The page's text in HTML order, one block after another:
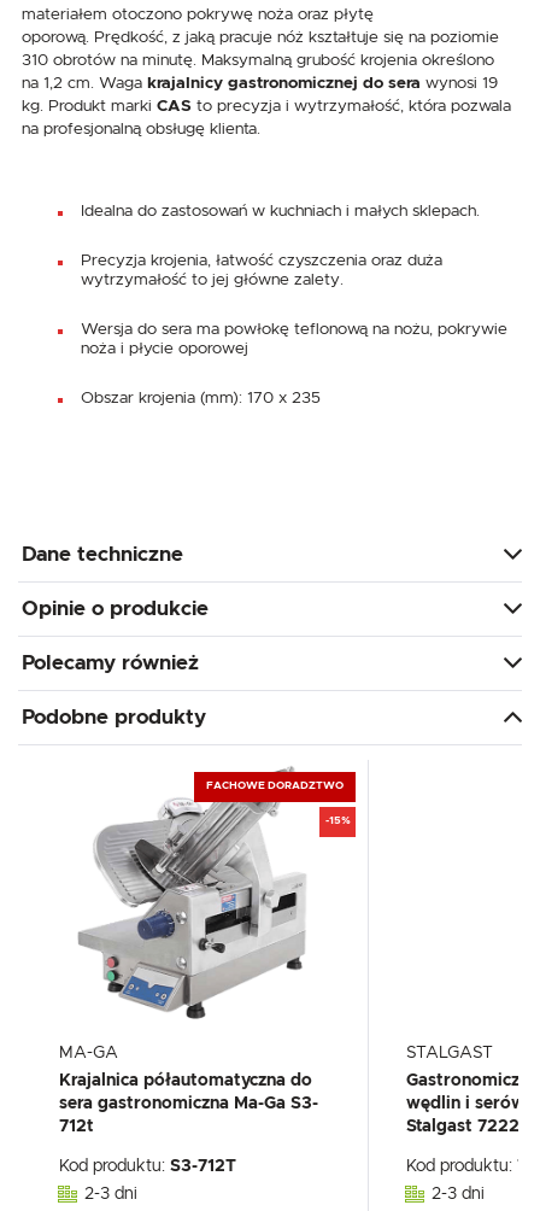
materiałem otoczono pokrywę noża oraz płytę
oporową. Prędkość, z jaką pracuje nóż kształtuje się na poziomie
310 obrotów na minutę. Maksymalną grubość krojenia określono
na 1,2 cm. Waga krajalnicy gastronomicznej do sera wynosi 19
kg. Produkt marki CAS to precyzja i wytrzymałość, która pozwala
na profesjonalną obsługę klienta.
Idealna do zastosowań w kuchniach i małych sklepach.
Precyzja krojenia, łatwość czyszczenia oraz duża
wytrzymałość to jej główne zalety.
Wersja do sera ma powłokę teflonową na nożu, pokrywie
noża i płycie oporowej
Obszar krojenia (mm): 170 x 235
Dane techniczne
Opinie o produkcie
Polecamy również
Podobne produkty
FACHOWE DORADZTWO
-15%
MA-GA
Krajalnica półautomatyczna do
sera gastronomiczna Ma-Ga S3-
712t
Kod produktu: S3-712T
2-3 dni
STALGAST
wędlin i serów
Stalgast
Kod produktu:
2-3 dni